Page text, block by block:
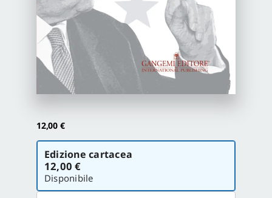
Gangemi Editore
Newsletter
12,00 €
Scegli
versione
Edizione cartacea
12,00 €
Disponibile